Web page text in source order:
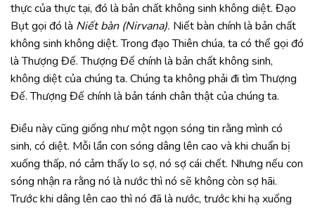
thực của thực tại, đó là bản chất không sinh không diệt. Đạo
Bụt gọi đó là Niết bàn (Nirvana). Niết bàn chính là bản chất
không sinh không diệt. Trong đạo Thiên chúa, ta có thể gọi đó
là Thượng Đế. Thượng Đế chính là bản chất không sinh,
không diệt của chúng ta. Chúng ta không phải đi tìm Thượng
Đế. Thượng Đế chính là bản tánh chân thật của chúng ta.
Điều này cũng giống như một ngọn sóng tin rằng mình có
sinh, có diệt. Mỗi lần con sóng dâng lên cao và khi chuẩn bị
xuống thấp, nó cảm thấy lo sợ, nó sợ cái chết. Nhưng nếu con
sóng nhận ra rằng nó là nước thì nó sẽ không còn sợ hãi.
Trước khi dâng lên cao thì nó đã là nước, trước khi hạ xuống